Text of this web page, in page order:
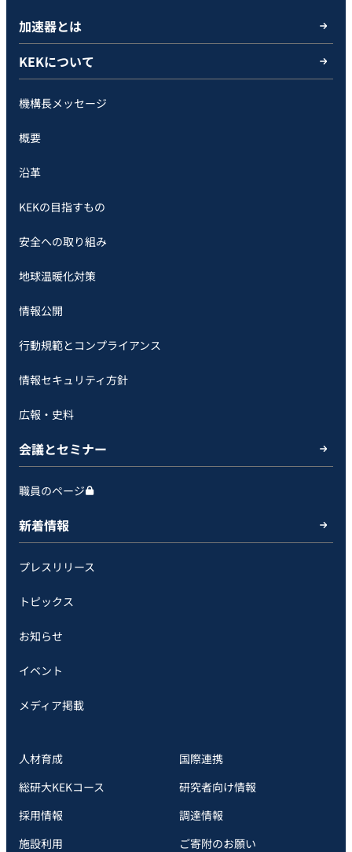
加速器とは
KEKについて
機構長メッセージ
概要
沿革
KEKの目指すもの
安全への取り組み
地球温暖化対策
情報公開
行動規範とコンプライアンス
情報セキュリティ方針
広報・史料
会議とセミナー
職員のページ
新着情報
プレスリリース
トピックス
お知らせ
イベント
メディア掲載
人材育成
国際連携
総研大KEKコース
研究者向け情報
採用情報
調達情報
施設利用
ご寄附のお願い